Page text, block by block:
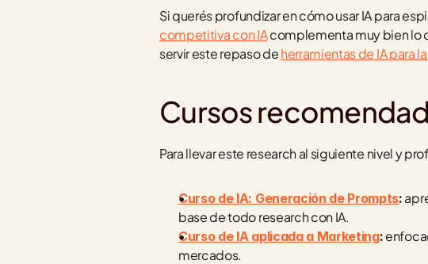
Si querés profundizar en cómo usar IA para
competitiva con IA complementa muy bien lo
servir este repaso de herramientas de IA para
Cursos
Para llevar este research al siguiente nivel y
Curso de IA: Generación de Prompts:
base de todo research con IA.
Curso de IA aplicada a Marketing:
mercados.